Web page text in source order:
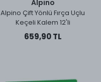
Alpino
Alpino Çift Yönlü Fırça Uçlu
Keçeli Kalem 12'li
659,90 TL